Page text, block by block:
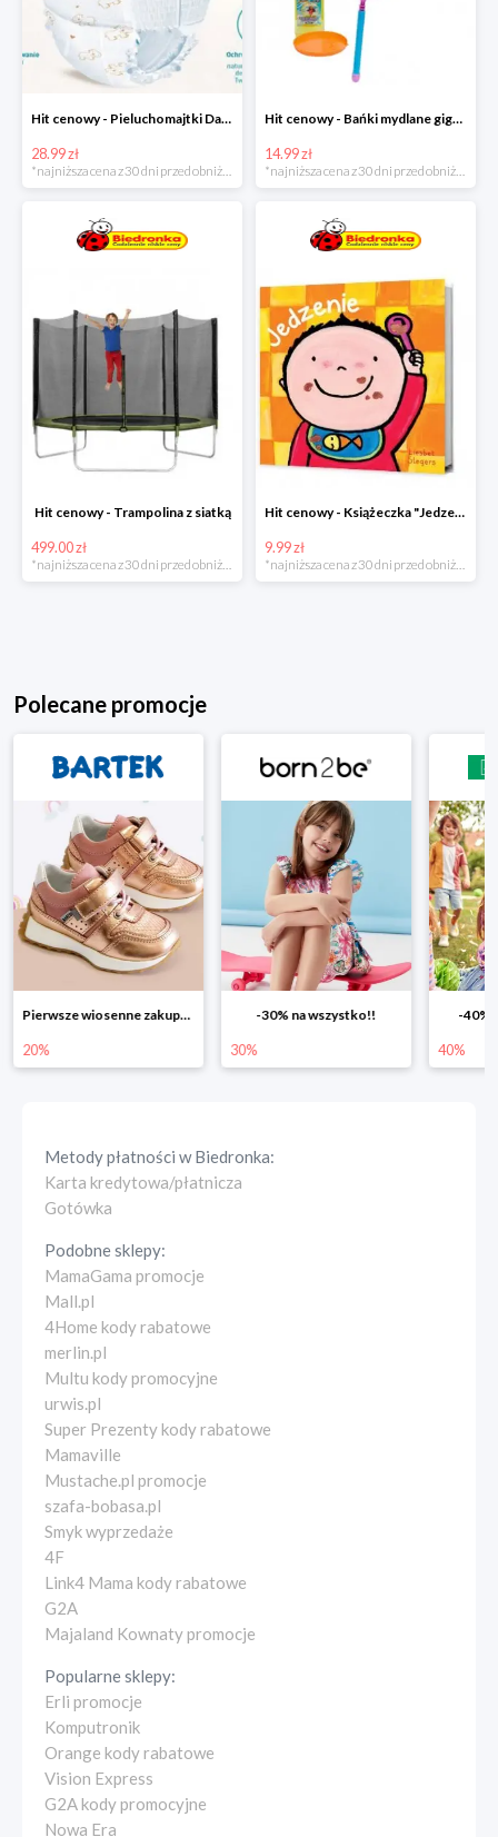
Hit cenowy - Pieluchomajtki Dada Pants
28.99 zł
Hit cenowy - Bańki mydlane gigant lub płyn uzupełniający
14.99 zł
Hit cenowy - Trampolina z siatką
499.00 zł
Hit cenowy - Książeczka "Jedzenie"
9.99 zł
Polecane promocje
Pierwsze wiosenne zakupy -20%
20%
-30% na wszystko!!
30%
-40%
40%
Metody płatności wBiedronka:
Karta kredytowa/płatnicza
Gotówka
Podobne sklepy:
MamaGama promocje
Mall.pl
4Home kody rabatowe
merlin.pl
Multu kody promocyjne
urwis.pl
Super Prezenty kody rabatowe
Mamaville
Mustache.pl promocje
szafa-bobasa.pl
Smyk wyprzedaże
4F
Link4 Mama kody rabatowe
G2A
Majaland Kownaty promocje
Popularne sklepy:
Erli promocje
Komputronik
Orange kody rabatowe
Vision Express
G2A kody promocyjne
Nowa Era